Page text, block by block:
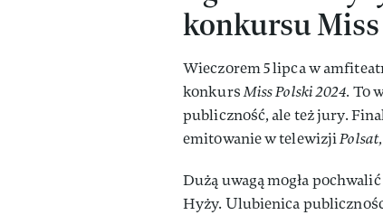
konkursu
Wieczorem 5 lipca w
konkursMiss Polski 2024. To
publiczność, ale też jury.
emitowanie w telewizjiPolsat,
Dużą uwagą mogła
Hyży. Ulubienica